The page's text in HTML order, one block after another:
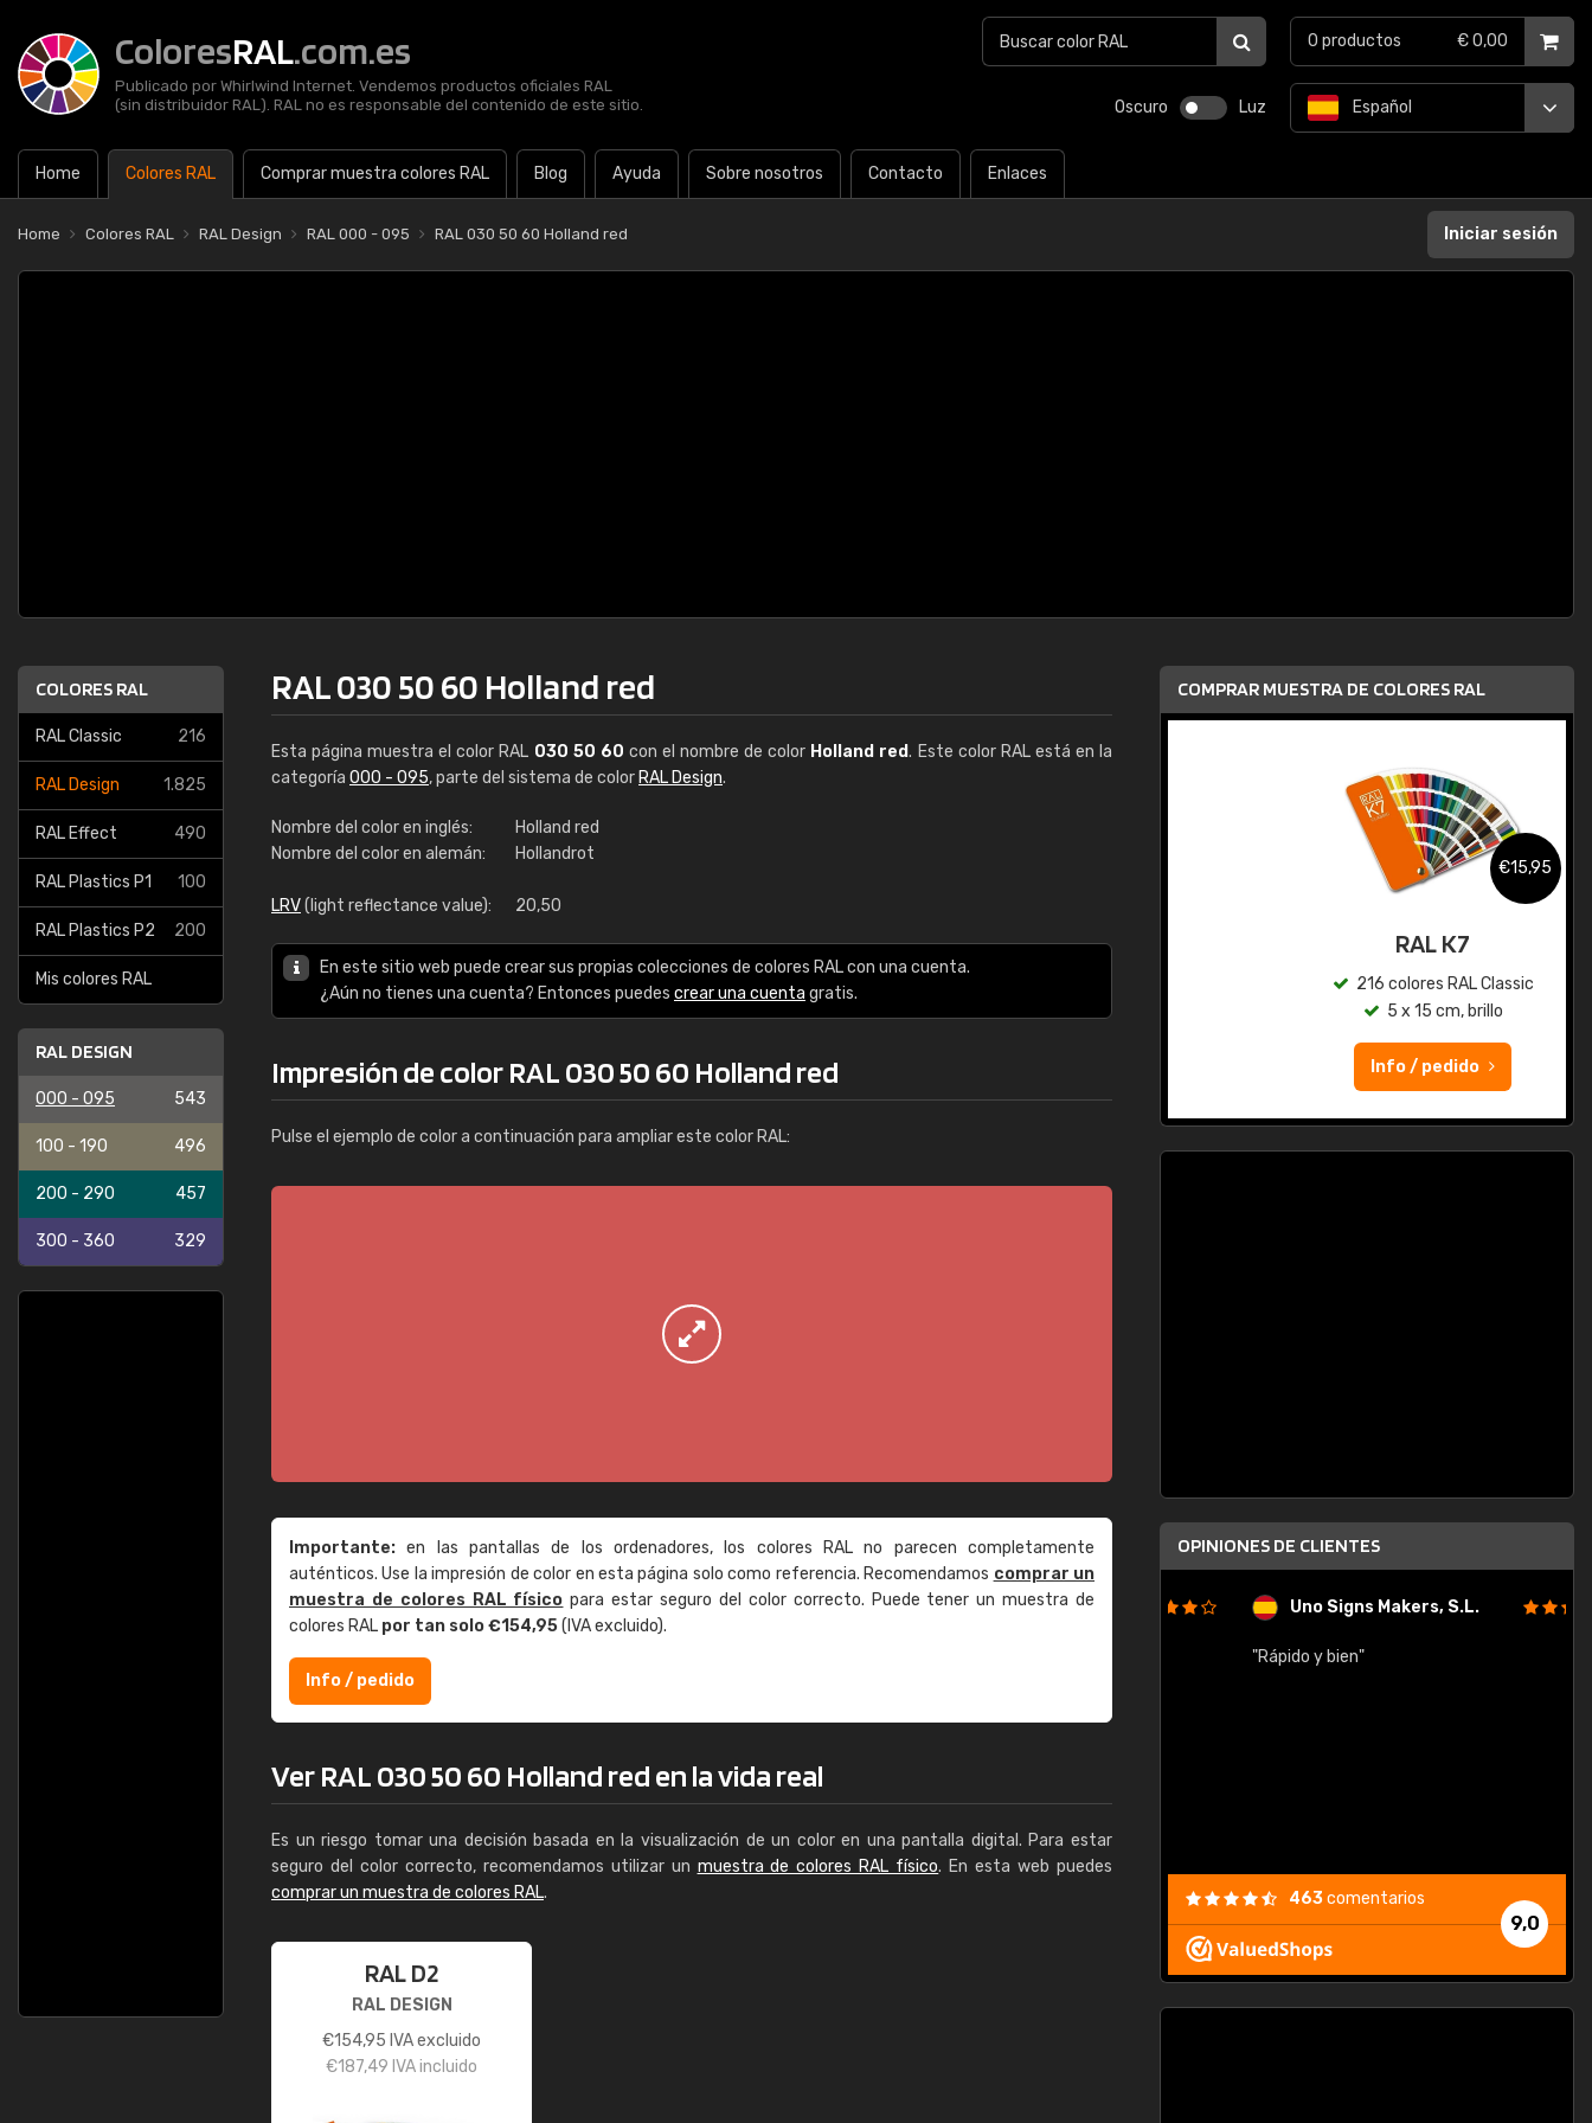
ColoresRAL.com.es
Publicado por Whirlwind Internet. Vendemos productos oficiales RAL
(sin distribuidor RAL). RAL no es responsable del contenido de este sitio.
Oscuro Luz
Home Colores RAL Comprar muestra colores RAL Blog Ayuda Sobre nosotros Contacto Enlaces
Español
0 productos € 0,00
Home Colores RAL RAL Design RAL 000 - 095 RAL 030 50 60 Holland red Iniciar sesión
COLORES RAL
RAL Classic 216
RAL Design 1.825
RAL Effect 490
RAL Plastics P1 100
RAL Plastics P2 200
Mis colores RAL
RAL DESIGN
000 - 095 543
100 - 190 496
200 - 290 457
300 - 360 329
RAL 030 50 60 Holland red
Esta página muestra el color RAL 030 50 60 con el nombre de color Holland red. Este color RAL está en la
categoría 000 - 095, parte del sistema de color RAL Design.
Nombre del color en inglés:
Holland red
Nombre del color en alemán:
Hollandrot
LRV(light reflectance value): 20,50
En este sitio web puede crear sus propias colecciones de colores RAL con una cuenta.
¿Aún no tienes una cuenta? Entonces puedes crear una cuenta gratis.
Impresión de color RAL 030 50 60 Holland red
Pulse el ejemplo de color a continuación para ampliar este color RAL:
Importante: en las pantallas de los ordenadores, los colores RAL no parecen completamente
auténticos. Use la impresión de color en esta página solo como referencia. Recomendamos comprar un
muestra de colores RAL físico para estar seguro del color correcto. Puede tener un muestra de
colores RAL por tan solo €154,95(IVA excluido).
Info / pedido
Ver RAL 030 50 60 Holland red en la vida real
Es un riesgo tomar una decisión basada en la visualización de un color en una pantalla digital. Para estar
seguro del color correcto, recomendamos utilizar un muestra de colores RAL físico. En esta web puedes
comprar un muestra de colores RAL.
RAL D2
RAL DESIGN
€154,95 IVA excluido
€187,49 IVA incluido
COMPRAR MUESTRA DE COLORES RAL
RAL K7 a base de agua
€15,95
RAL K7
216 colores RAL Classic
5 x 15 cm, brillo
Info / pedido
OPINIONES DE CLIENTES
Enrique Uno Signs Makers, S.L.
"Rápido y bien"
9,0
463comentarios